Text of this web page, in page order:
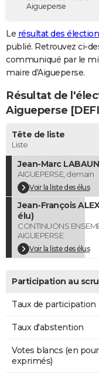
Destinations
City break
Voyage nature
Voyage de noces
Forum
GUIDES D'ACHAT
BONS PLANS
Carte de Noël
Carte Bonne année
Carte Saint-Valentin
Carte Pâques
Carte d'anniversaire
DICTIONNAIRE
Dictionnaire
Biographies
Citations
Expressions
Proverbes
PROGRAMME TV
COPAINS D'AVANT
S'inscrire
Se connecter
Lycées
Collèges
Primaires
Universités
Entreprises
Service militaire
Avis de recherche
AVIS DE DÉCÈS
FORUM
Bricolage
Lifestyle
Culture
Sport
Auto
Television
Voyage
Cinema
Aigueperse
Le résultat des
publié. Retrouvez ci-
communiqué par le
maire d'Aigueperse.
Résultat de
Aigueperse
Tête de liste
Liste
Jean-Marc
AIGUEPERSE, demain
Voir la liste des élus
Jean-François
élu)
CONTINUONS
AIGUEPERSE
Voir la liste des élus
Participation au
Taux de participation
Taux d'abstention
Votes blancs (en
exprimés)